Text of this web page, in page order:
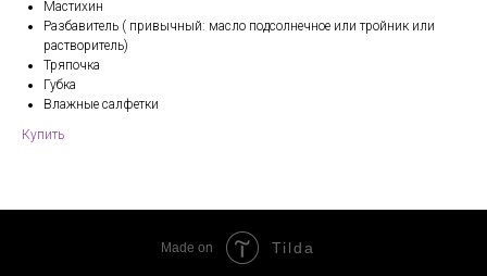
Мастихин
Разбавитель ( привычный: масло подсолнечное или тройник или
растворитель)
Тряпочка
Губка
Влажные салфетки
Купить
Made on Tilda